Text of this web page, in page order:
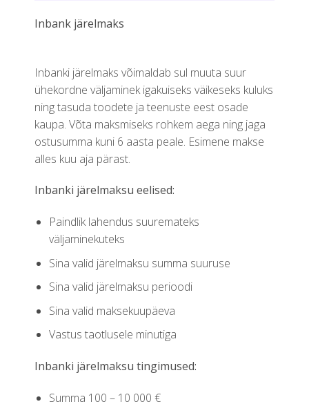
Inbank järelmaks
Inbanki järelmaks võimaldab sul muuta suur
ühekordne väljaminek igakuiseks väikeseks kuluks
ning tasuda toodete ja teenuste eest osade
kaupa. Võta maksmiseks rohkem aega ning jaga
ostusumma kuni 6 aasta peale. Esimene makse
alles kuu aja pärast.
Inbanki järelmaksu eelised:
Paindlik lahendus suuremateks
väljaminekuteks
Sina valid järelmaksu summa suuruse
Sina valid järelmaksu perioodi
Sina valid maksekuupäeva
Vastus taotlusele minutiga
Inbanki järelmaksu tingimused:
Summa 100 – 10 000 €